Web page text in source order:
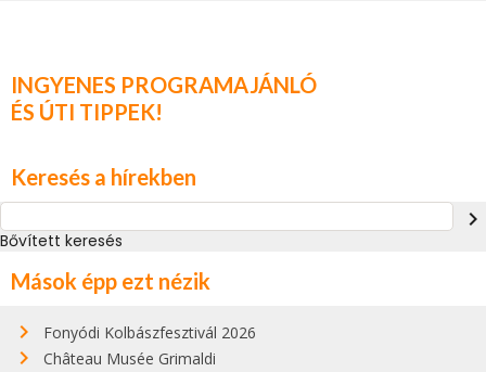
INGYENES PROGRAMAJÁNLÓ
ÉS ÚTI TIPPEK!
Keresés a hírekben
navigate_next
Bővített keresés
Mások épp ezt nézik
Fonyódi Kolbászfesztivál 2026
Château Musée Grimaldi